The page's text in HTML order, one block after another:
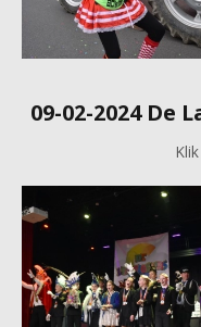
09-02-2024 De
Klik